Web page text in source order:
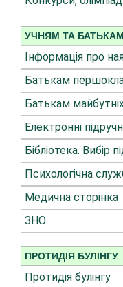
УЧНЯМ ТА БАТЬКАМ
Інформація про
Батькам
Батькам
Електронні
Бібліотека. Вибір
Психологічна
Медична сторінка
ЗНО
ПРОТИДІЯ БУЛІНГУ
Протидія булінгу